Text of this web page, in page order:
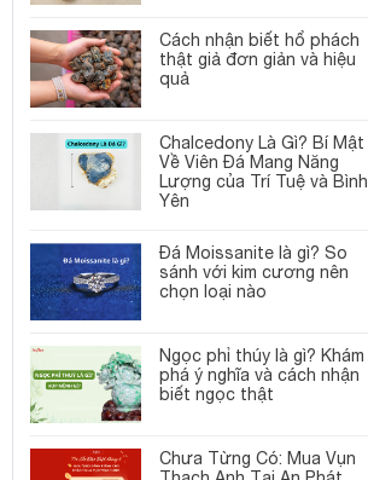
Cách nhận biết hổ phách
thật giả đơn giản và hiệu
quả
Chalcedony Là Gì? Bí Mật
Về Viên Đá Mang Năng
Lượng của Trí Tuệ và Bình
Yên
Đá Moissanite là gì? So
sánh với kim cương nên
chọn loại nào
Ngọc phỉ thúy là gì? Khám
phá ý nghĩa và cách nhận
biết ngọc thật
Chưa Từng Có: Mua Vụn